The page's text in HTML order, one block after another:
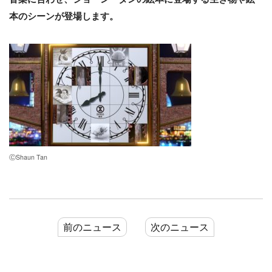
本のシーンが登場します。
ⒸShaun Tan
前のニュース 次のニュース